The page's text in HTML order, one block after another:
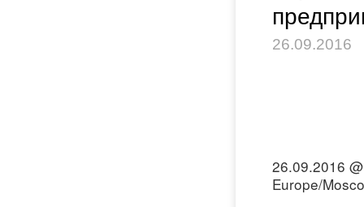
26.09.2016
26.09.2016
Europe/